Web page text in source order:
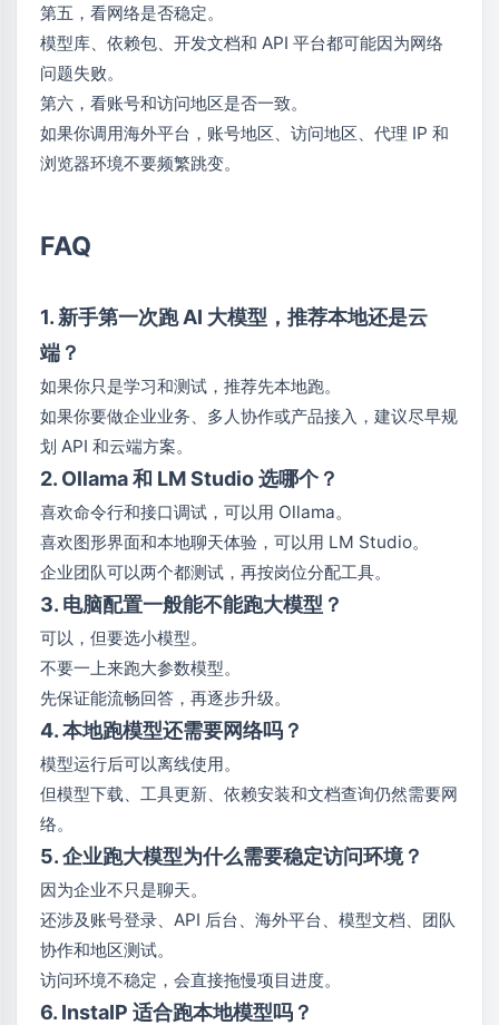
第五，看网络是否稳定。
模型库、依赖包、开发文档和 API 平台都可能因为网络
问题失败。
第六，看账号和访问地区是否一致。
如果你调用海外平台，账号地区、访问地区、代理 IP 和
浏览器环境不要频繁跳变。
FAQ
1. 新手第一次跑 AI 大模型，推荐本地还是云
端？
如果你只是学习和测试，推荐先本地跑。
如果你要做企业业务、多人协作或产品接入，建议尽早规
划 API 和云端方案。
2. Ollama 和 LM Studio 选哪个？
喜欢命令行和接口调试，可以用 Ollama。
喜欢图形界面和本地聊天体验，可以用 LM Studio。
企业团队可以两个都测试，再按岗位分配工具。
3. 电脑配置一般能不能跑大模型？
可以，但要选小模型。
不要一上来跑大参数模型。
先保证能流畅回答，再逐步升级。
4. 本地跑模型还需要网络吗？
模型运行后可以离线使用。
但模型下载、工具更新、依赖安装和文档查询仍然需要网
络。
5. 企业跑大模型为什么需要稳定访问环境？
因为企业不只是聊天。
还涉及账号登录、API 后台、海外平台、模型文档、团队
协作和地区测试。
访问环境不稳定，会直接拖慢项目进度。
6. InstaIP 适合跑本地模型吗？